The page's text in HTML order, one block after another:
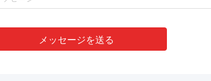
メッセージを送る